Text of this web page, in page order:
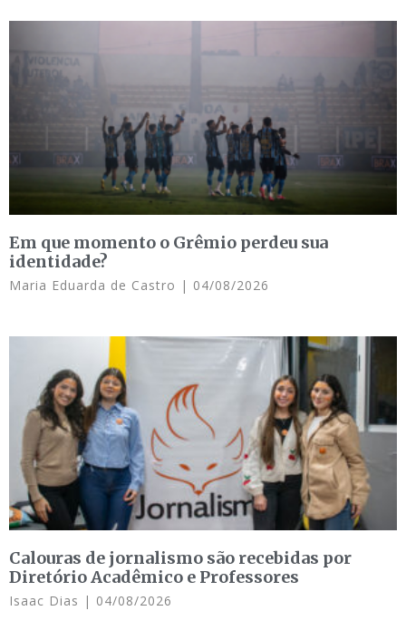
Em que momento o Grêmio perdeu sua
identidade?
Maria Eduarda de Castro 04/08/2026
Calouras de jornalismo são recebidas por
Diretório Acadêmico e Professores
Isaac Dias 04/08/2026